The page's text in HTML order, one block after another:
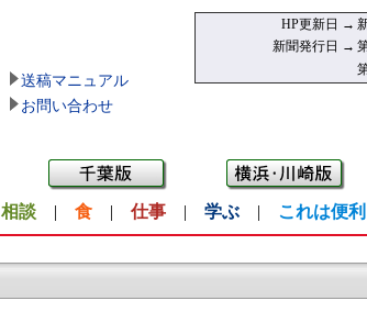
送稿マニュアル
お問い合わせ
HP更新日 →
新聞発行日 →
相談 | 食 | 仕事 | 学ぶ | これは便